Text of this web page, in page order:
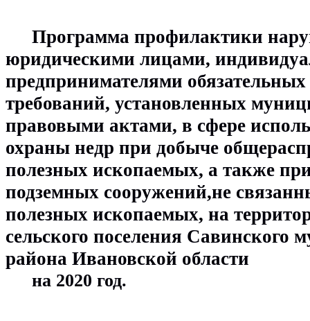
Программа профилактики
юридическими лицами,
предпринимателями
требований, установленных
правовыми актами, в сфере
охраны недр при добыче
полезных ископаемых, а также при
подземных сооружений,не
полезных ископаемых, на
сельского поселения Савинского
района Ивановской области
на 2020 год.